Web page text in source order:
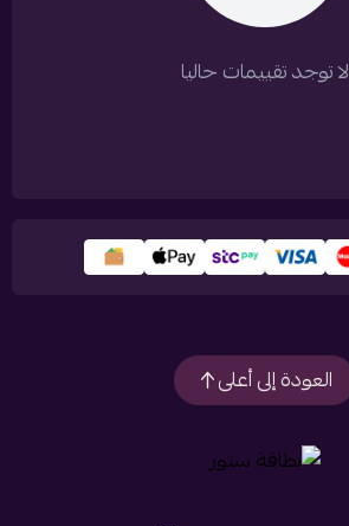
لا توجد تقييمات حاليا
العودة إلى أعلى